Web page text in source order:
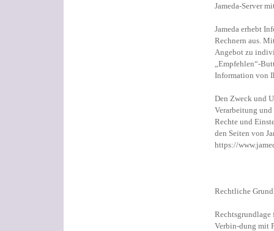
Jameda-Server
Jameda erhebt
Rechnern aus.
Angebot zu
„Empfehlen“-
Information von
Den Zweck und
Verarbeitung
Rechte und
den Seiten von
https://
Rechtliche
Verbin-dung mit